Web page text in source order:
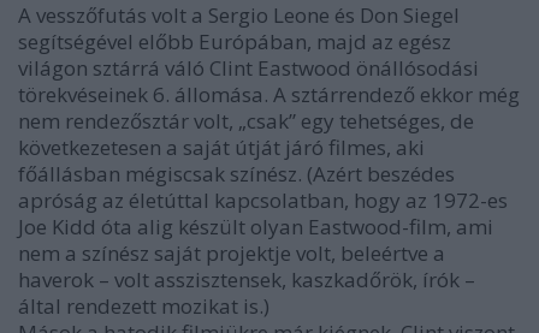
A vesszőfutás volt a Sergio Leone és Don Siegel
segítségével előbb Európában, majd az egész
világon sztárrá váló Clint Eastwood önállósodási
törekvéseinek 6. állomása. A sztárrendező ekkor még
nem rendezősztár volt, „csak” egy tehetséges, de
következetesen a saját útját járó filmes, aki
főállásban mégiscsak színész. (Azért beszédes
apróság az életúttal kapcsolatban, hogy az 1972-es
Joe Kidd óta alig készült olyan Eastwood-film, ami
nem a színész saját projektje volt, beleértve a
haverok – volt asszisztensek, kaszkadőrök, írók –
által rendezett mozikat is.)